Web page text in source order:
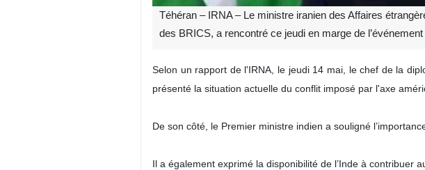
Téhéran – IRNA – Le ministre iranien des Affaires
des BRICS, a rencontré ce jeudi en marge de
Selon un rapport de l'IRNA, le jeudi 14 mai, le chef de la
présenté la situation actuelle du conflit imposé par l'axe
De son côté, le Premier ministre indien a souligné
Il a également exprimé la disponibilité de l’Inde à contribuer